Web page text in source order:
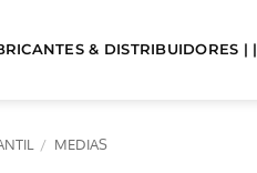
& DISTRIBUIDORES | |
/ MEDIAS